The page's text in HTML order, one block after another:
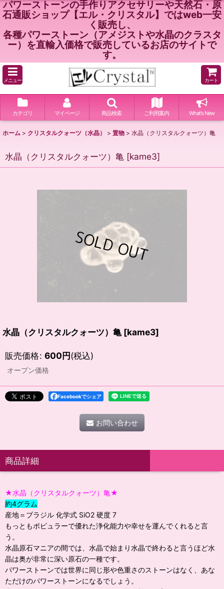
パワーストーンの手作りアクセサリーや天然石・原
石通販ショップ【エル・クリスタル】ではweb一安
く販売し、
各種パワーストーン（アメジストや水晶のクラスタ
ー）を直輸入価格で販売しているお店のサイトで
す。
メニュー カート
カテゴリ マイページ 商品検索 ご利用案内 What's New
ホーム > クリスタルクォーツ（水晶） > 置物 > 水晶（クリスタルクォーツ）亀
水晶（クリスタルクォーツ）亀 [kame3]
水晶（クリスタルクォーツ）亀 [kame3]
販売価格: 600円(税込)
オープン価格
Facebookでシェア
お問い合わせ
商品詳細
★水晶（クリスタルクォーツ）亀★
約4グラム
産地＝ブラジル 化学式 SiO2 硬度 7
もっともポピュラーで優れた浄化能力や幸せを運んでくれると言
う。
水晶原石マニアの間では、水晶で始まり水晶で終わると言うほど水
晶は奥が非常に深い原石の一種です。
パワーストーンでは世界に同じ形や色重さのストーンはなく、あな
ただけのパワーストーンになるでしょう。